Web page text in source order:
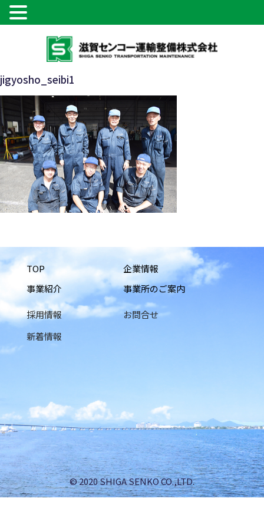
ン
ツ
ス
キ
ッ
プ
jigyosho_seibi1
TOP
企業情報
事業紹介
事業所のご案内
採用情報
お問合せ
新着情報
© 2020 SHIGA SENKO CO.,LTD.